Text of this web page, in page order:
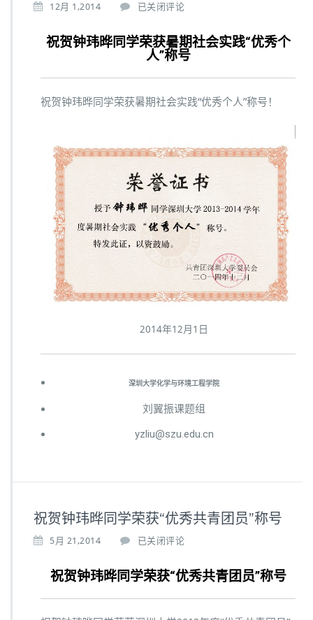
12月 1,2014 已关闭评论
祝贺钟玮晔同学荣获暑期社会实践“优秀个
人”称号
祝贺钟玮晔同学荣获暑期社会实践“优秀个人”称号！
2014年12月 1 日
深圳大学化学与环境工程学院
刘翼振课题组
yzliu@szu.edu.cn
祝贺钟玮晔同学荣获“优秀共青团员”称号
5月 21,2014 已关闭评论
祝贺钟玮晔同学荣获“优秀共青团员”称号